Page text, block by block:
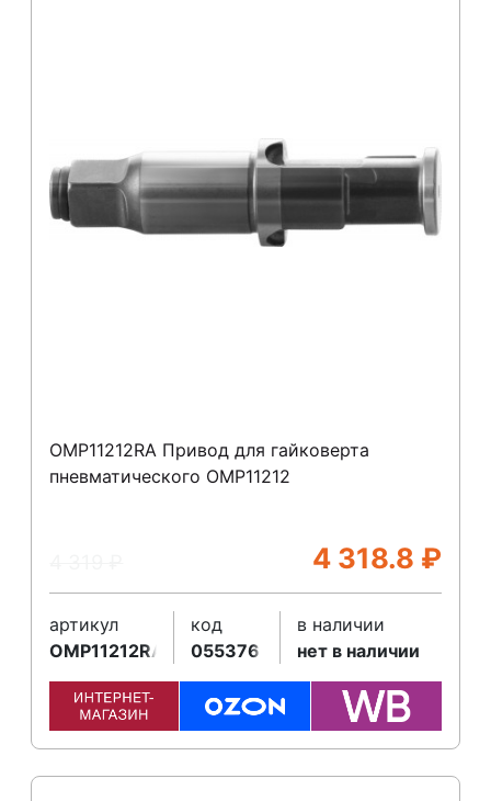
OMP11212RA Привод для гайковерта
пневматического ОМР11212
4 318.8 ₽
артикул
OMP11212RA
код
055376
в наличии
нет в наличии